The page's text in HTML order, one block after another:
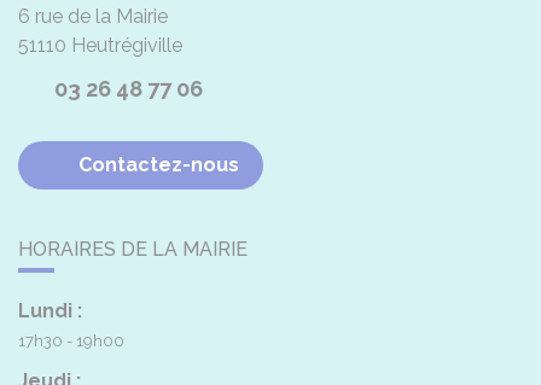
6 rue de la Mairie
51110 Heutrégiville
03 26 48 77 06
Contactez-nous
HORAIRES DE LA MAIRIE
Lundi :
17h30 - 19h00
Jeudi :